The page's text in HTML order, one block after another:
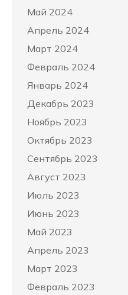
Май 2024
Апрель 2024
Март 2024
Февраль 2024
Январь 2024
Декабрь 2023
Ноябрь 2023
Октябрь 2023
Сентябрь 2023
Август 2023
Июль 2023
Июнь 2023
Май 2023
Апрель 2023
Март 2023
Февраль 2023